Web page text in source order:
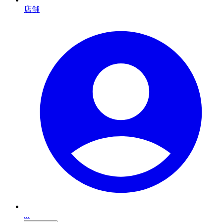
店舗
...